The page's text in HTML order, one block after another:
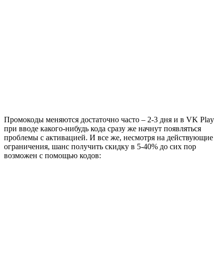
Промокоды меняются достаточно часто – 2-3 дня и в VK Play
при вводе какого-нибудь кода сразу же начнут появляться
проблемы с активацией. И все же, несмотря на действующие
ограничения, шанс получить скидку в 5-40% до сих пор
возможен с помощью кодов: